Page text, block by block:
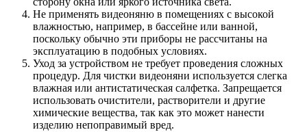
Не применять видеоняню в помещениях с высокой
влажностью, например, в бассейне или ванной,
поскольку обычно эти приборы не рассчитаны на
эксплуатацию в подобных условиях.
Уход за устройством не требует проведения сложных
процедур. Для чистки видеоняни используется слегка
влажная или антистатическая салфетка. Запрещается
использовать очистители, растворители и другие
химические вещества, так как это может нанести
изделию непоправимый вред.